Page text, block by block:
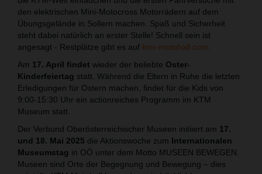
den elektrischen Mini-Motocross Motorrädern auf dem
Übungsgelände in Sollern machen. Spaß und Sicherheit
steht dabei natürlich an erster Stelle! Schnell sein ist
angesagt - Restplätze gibt es auf ktm-motohall.com
Am 17. April findet wieder der beliebte Oster-
Kinderfeiertag statt. Während die Eltern in Ruhe die letzten
Erledigungen für Ostern machen, findet für die Kids von
9:00-15:30 Uhr ein actionreiches Programm im KTM
Museum statt.
Der Verbund Oberösterreichischer Museen initiiert am 17.
und 18. Mai 2025 die Aktionswoche zum Internationalen
Museumstag in OÖ unter dem Motto MUSEEN BEWEGEN.
Museen sind Orte der Begegnung und Bewegung – dies